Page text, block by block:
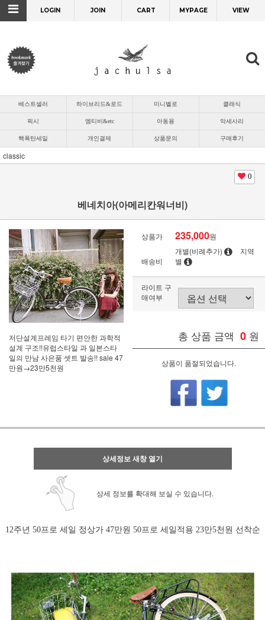
LOGIN JOIN CART MYPAGE VIEW
베스트셀러 하이브리드&로드 미니벨로 클래식
픽시 엠티비&etc 아동용 악세사리
핵폭탄세일 개인결제 상품문의 구매후기
classic
0
베네치아(아메리칸워너비)
저단설계프레임 타기 편안한 과학적
설계 구조!!유럽스타일 과 일본스타
일의 만남 사은품 셋트 발송!! sale 47
만원→23만5천원
상품가 235,000원
배송비
개별(비례추가)
지역
별
라이트 구
매여부
총 상품 금액 0 원
상품이 품절되었습니다.
상세정보 새창 열기
상세 정보를 확대해 보실 수 있습니다.
12주년 50프로 세일 정상가 47만원 50프로 세일적용 23만5천원 선착순